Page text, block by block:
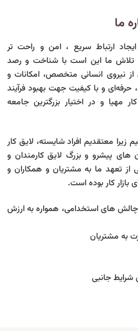
ما
ارتباط سریع ، امن و راحت تر
تلاش ما این است با شناخت و رصد
از نیروی انسانی متخصص، امکانات و
حرفه‌ای و با کیفیت جهت بهبود فرآیند
مهیا و در اختیار بزرگترین جامعه
معتقدیم افراد شایسته، لایق کار
های پیشرو و بزرگ لایق کارمندان و
تعهد ما به مشتریان و همکاران و
کار بوده است.
های استخدامی، همواره به ارزش
به مشتریان
شرایط جانبی